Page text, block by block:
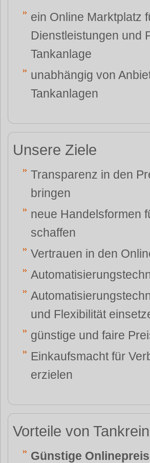
ein Online Marktplatz
Dienstleistungen und
Tankanlage
unabhängig von
Tankanlagen
Unsere Ziele
Transparenz in den
bringen
neue Handelsformen
schaffen
Vertrauen in den
und Flexibilität
günstige und faire
Einkaufsmacht für
erzielen
Vorteile von
Günstige